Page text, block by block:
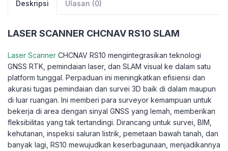
Deskripsi Ulasan (0)
LASER SCANNER CHCNAV RS10 SLAM
Laser Scanner CHCNAV RS10 mengintegrasikan teknologi
GNSS RTK, pemindaian laser, dan SLAM visual ke dalam satu
platform tunggal. Perpaduan ini meningkatkan efisiensi dan
akurasi tugas pemindaian dan survei 3D baik di dalam maupun
di luar ruangan. Ini memberi para surveyor kemampuan untuk
bekerja di area dengan sinyal GNSS yang lemah, memberikan
fleksibilitas yang tak tertandingi. Dirancang untuk survei, BIM,
kehutanan, inspeksi saluran listrik, pemetaan bawah tanah, dan
banyak lagi, RS10 mewujudkan keserbagunaan, menjadikannya